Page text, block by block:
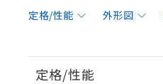
定格/性能 外形図
定格/性能